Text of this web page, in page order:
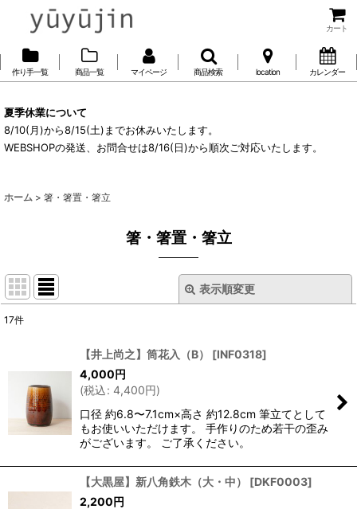
カート
作り手一覧 商品一覧 マイページ 商品検索 location カレンダー
夏季休業について
8/10(月)から8/15(土)までお休みいたします。
WEBSHOPの発送、お問合せは8/16(日)から順次ご対応いたします。
ホーム > 箸・箸置・箸立
箸・箸置・箸立
表示順変更
絞り込む
17件
【井上尚之】筒花入（B） [INF0318]
4,000円
(税込: 4,400円)
口径 約6.8〜7.1cm×高さ 約12.8cm 筆立てとして
もお使いいただけます。 手作りのため若干の歪み
がございます。 ご了承ください。
【大黒屋】新八角鉄木（大・中） [DKF0003]
2,200円